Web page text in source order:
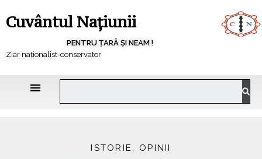
Cuvântul Națiunii
PENTRU ȚARĂ ȘI NEAM !
Ziar naționalist-conservator
ISTORIE, OPINII